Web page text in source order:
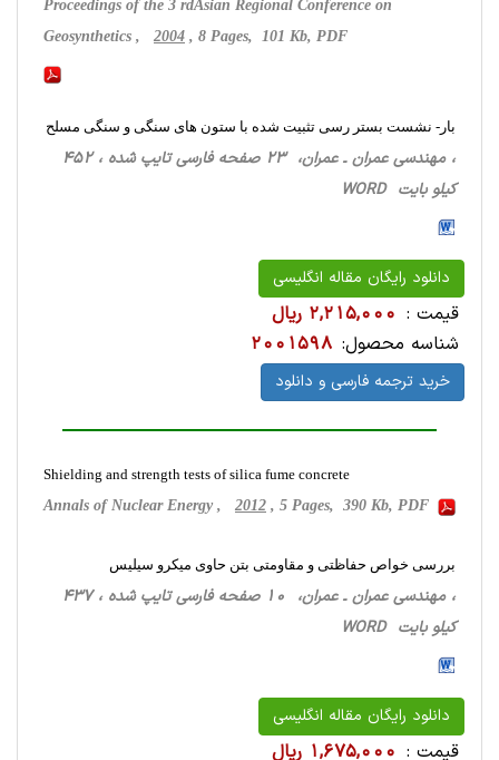
Proceedings of the 3 rdAsian Regional Conference on
Geosynthetics , 2004 , 8 Pages, 101 Kb, PDF
بار- نشست بستر رسی تثبیت شده با ستون های سنگی و سنگی مسلح
، مهندسی عمران ـ عمران، 23 صفحه فارسی تایپ شده ، 452
کیلو بایت WORD
دانلود رایگان مقاله انگلیسی
قیمت : 2,215,000 ریال
شناسه محصول: 2001598
خرید ترجمه فارسی و دانلود
Shielding and strength tests of silica fume concrete
Annals of Nuclear Energy , 2012 , 5 Pages, 390 Kb, PDF
بررسی خواص حفاظتی و مقاومتی بتن حاوی میکرو سیلیس
، مهندسی عمران ـ عمران، 10 صفحه فارسی تایپ شده ، 437
کیلو بایت WORD
دانلود رایگان مقاله انگلیسی
قیمت : 1,675,000 ریال